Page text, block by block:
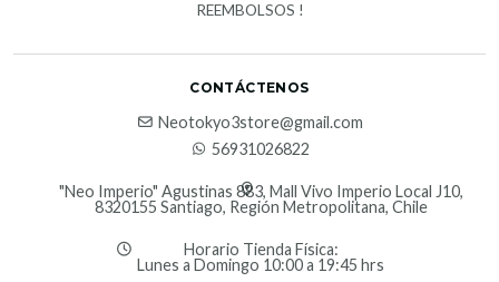
REEMBOLSOS !
CONTÁCTENOS
Neotokyo3store@gmail.com
56931026822
"Neo Imperio" Agustinas 883, Mall Vivo Imperio Local J10,
8320155 Santiago, Región Metropolitana, Chile
Horario Tienda Física:
Lunes a Domingo 10:00 a 19:45 hrs